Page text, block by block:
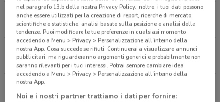
Viale Ippocrate, 23/43 Roma
643 m
APERTO
Viale Rossini, 11/13 Roma
2.1 km
APERTO
Via Salaria, 665 Roma
3.2 km
APERTO
nel paragrafo 13.b della nostra Privacy Policy. Inoltre, i tuoi dati possono
anche essere utilizzati per la creazione di report, ricerche di mercato,
scientifiche e statistiche, analisi basate sulla posizione e analisi delle
tendenze. Puoi modificare le tue preferenze in qualsiasi momento
accedendo a Menu > Privacy > Personalizzazione all'interno della
nostra App. Cosa succede se rifiuti: Continuerai a visualizzare annunci
pubblicitari, ma riguarderanno argomenti generici e probabilmente non
saranno rilevanti per i tuoi interessi. Potrai sempre cambiare idea
accedendo a Menu > Privacy > Personalizzazione all'interno della
nostra App.
Noi e i nostri partner trattiamo i dati per fornire: